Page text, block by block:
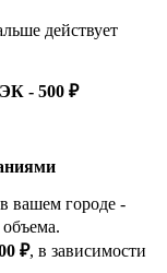
действует
- 500 ₽
вашем городе -
₽, в зависимости